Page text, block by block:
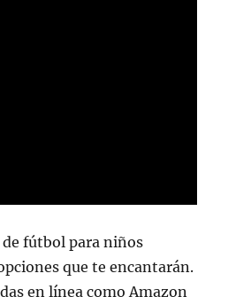
de fútbol para niños
que te encantarán.
en línea como Amazon